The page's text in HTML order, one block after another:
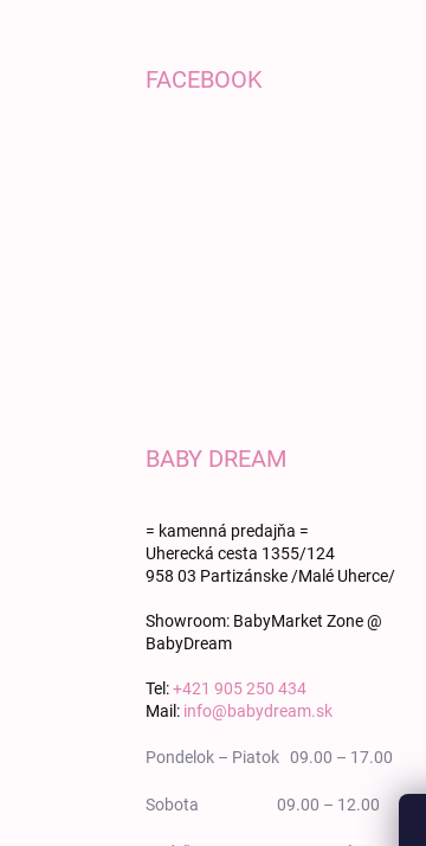
FACEBOOK
BABY DREAM
= kamenná predajňa =
Uherecká cesta 1355/124
958 03 Partizánske /Malé Uherce/
Showroom: BabyMarket Zone @
BabyDream
Tel:+421 905 250 434
Mail: info@babydream.sk
Pondelok – Piatok 09.00 – 17.00
Sobota 09.00 – 12.00